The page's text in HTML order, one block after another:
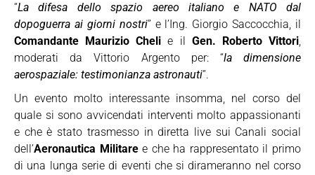
“La difesa dello spazio aereo italiano e NATO dal
dopoguerra ai giorni nostri” e l’Ing. Giorgio Saccocchia, il
Comandante Maurizio Cheli e il Gen. Roberto Vittori,
moderati da Vittorio Argento per: “la dimensione
aerospaziale: testimonianza astronauti”.
Un evento molto interessante insomma, nel corso del
quale si sono avvicendati interventi molto appassionanti
e che è stato trasmesso in diretta live sui Canali social
dell’Aeronautica Militaree che ha rappresentato il primo
di una lunga serie di eventi che si dirameranno nel corso